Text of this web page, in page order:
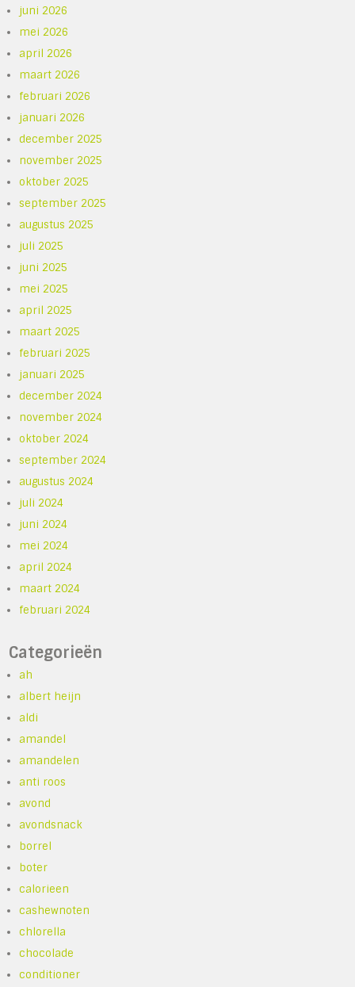
juni 2026
mei 2026
april 2026
maart 2026
februari 2026
januari 2026
december 2025
november 2025
oktober 2025
september 2025
augustus 2025
juli 2025
juni 2025
mei 2025
april 2025
maart 2025
februari 2025
januari 2025
december 2024
november 2024
oktober 2024
september 2024
augustus 2024
juli 2024
juni 2024
mei 2024
april 2024
maart 2024
februari 2024
Categorieën
ah
albert heijn
aldi
amandel
amandelen
anti roos
avond
avondsnack
borrel
boter
calorieen
cashewnoten
chlorella
chocolade
conditioner